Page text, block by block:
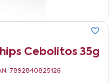
Cebolitos 35g
7892840825126